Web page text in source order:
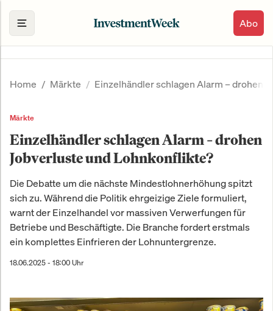
Abo
Home Märkte Einzelhändler schlagen Alarm – drohen
Märkte
Einzelhändler schlagen Alarm – drohen
Jobverluste und Lohnkonflikte?
Die Debatte um die nächste Mindestlohnerhöhung spitzt
sich zu. Während die Politik ehrgeizige Ziele formuliert,
warnt der Einzelhandel vor massiven Verwerfungen für
Betriebe und Beschäftigte. Die Branche fordert erstmals
ein komplettes Einfrieren der Lohnuntergrenze.
18.06.2025 - 18:00 Uhr